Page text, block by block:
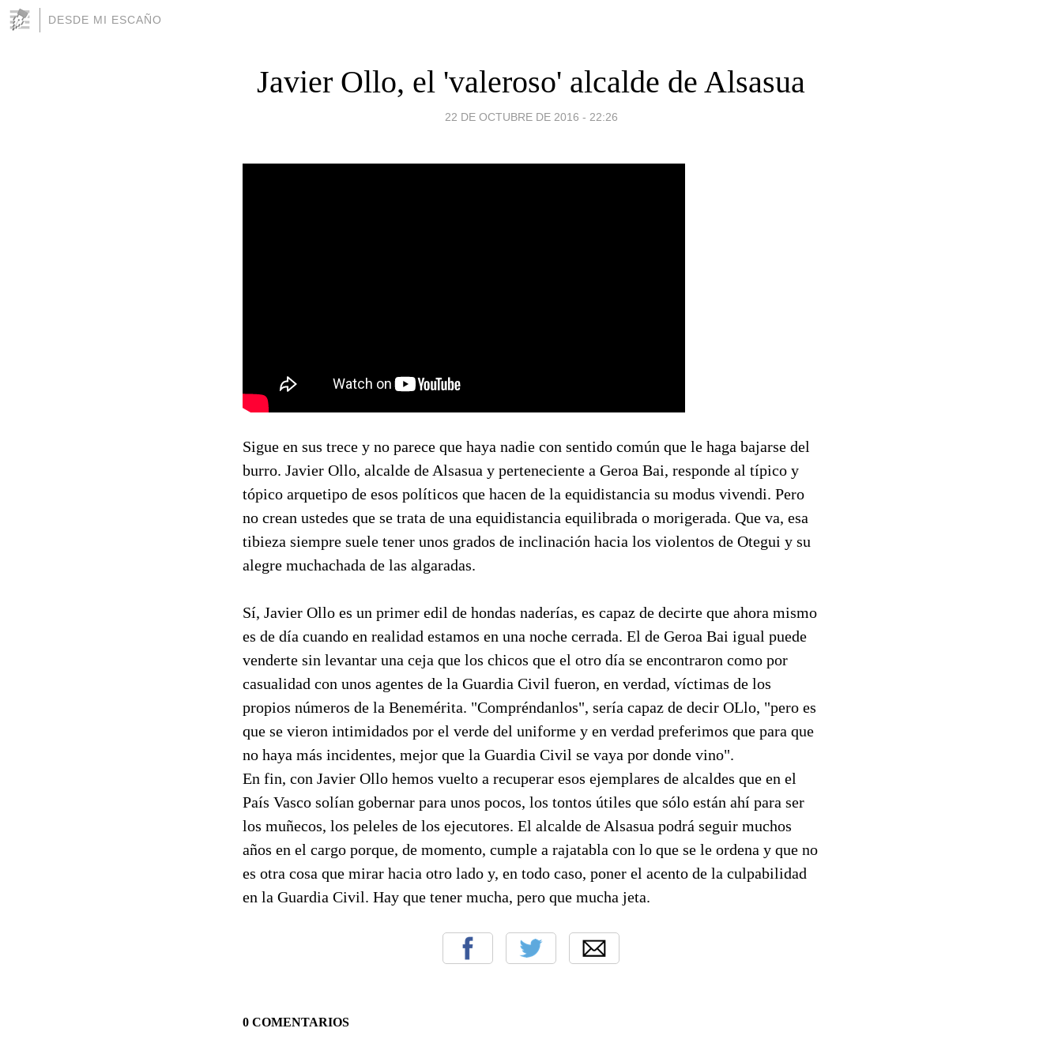
DESDE MI ESCAÑO
Javier Ollo, el 'valeroso' alcalde de Alsasua
22 DE OCTUBRE DE 2016 - 22:26
Sigue en sus trece y no parece que haya nadie con sentido común que le haga bajarse del
burro. Javier Ollo, alcalde de Alsasua y perteneciente a Geroa Bai, responde al típico y
tópico arquetipo de esos políticos que hacen de la equidistancia su modus vivendi. Pero
no crean ustedes que se trata de una equidistancia equilibrada o morigerada. Que va, esa
tibieza siempre suele tener unos grados de inclinación hacia los violentos de Otegui y su
alegre muchachada de las algaradas.
Sí, Javier Ollo es un primer edil de hondas naderías, es capaz de decirte que ahora mismo
es de día cuando en realidad estamos en una noche cerrada. El de Geroa Bai igual puede
venderte sin levantar una ceja que los chicos que el otro día se encontraron como por
casualidad con unos agentes de la Guardia Civil fueron, en verdad, víctimas de los
propios números de la Benemérita. "Compréndanlos", sería capaz de decir OLlo, "pero es
que se vieron intimidados por el verde del uniforme y en verdad preferimos que para que
no haya más incidentes, mejor que la Guardia Civil se vaya por donde vino".
En fin, con Javier Ollo hemos vuelto a recuperar esos ejemplares de alcaldes que en el
País Vasco solían gobernar para unos pocos, los tontos útiles que sólo están ahí para ser
los muñecos, los peleles de los ejecutores. El alcalde de Alsasua podrá seguir muchos
años en el cargo porque, de momento, cumple a rajatabla con lo que se le ordena y que no
es otra cosa que mirar hacia otro lado y, en todo caso, poner el acento de la culpabilidad
en la Guardia Civil. Hay que tener mucha, pero que mucha jeta.
0 COMENTARIOS